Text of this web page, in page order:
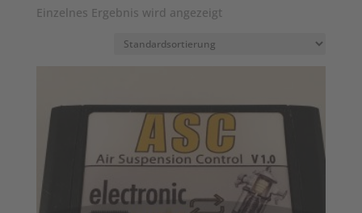
Einzelnes Ergebnis wird angezeigt